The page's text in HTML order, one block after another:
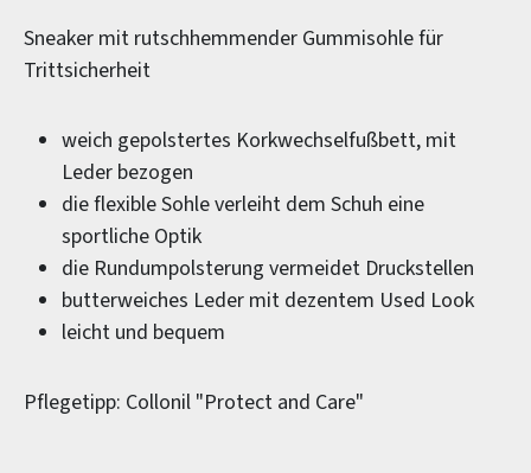
Sneaker mit rutschhemmender Gummisohle für
Trittsicherheit
weich gepolstertes Korkwechselfußbett, mit
Leder bezogen
die flexible Sohle verleiht dem Schuh eine
sportliche Optik
die Rundumpolsterung vermeidet Druckstellen
butterweiches Leder mit dezentem Used Look
leicht und bequem
Pflegetipp: Collonil "Protect and Care"